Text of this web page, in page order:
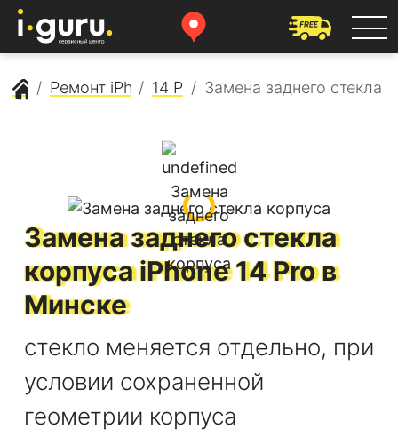
Сервисный центр Apple
Ремонт iPhone14 Pro Замена заднего стекла
Замена заднего стекла
корпусаiPhone 14 Proв
Минске
стекло меняется отдельно, при
условии сохраненной
геометрии корпуса